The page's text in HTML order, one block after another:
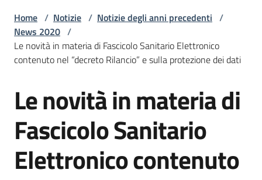
Romagna
Polo
Archivio
storico
Conservazione
Home / Notizie / Notizie degli anni precedenti /
News 2020 /
Le novità in materia di Fascicolo Sanitario Elettronico
contenuto nel “decreto Rilancio” e sulla protezione dei dati
Salta al contenuto
Le novità in materia di
Fascicolo Sanitario
Elettronico contenuto